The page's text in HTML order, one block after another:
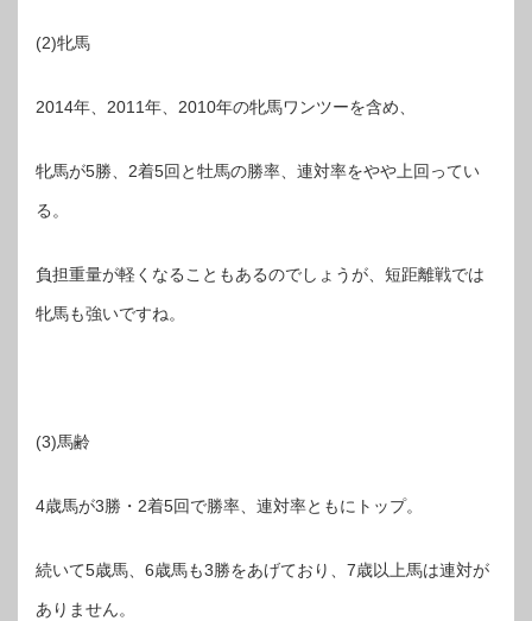
(2)牝馬
2014年、2011年、2010年の牝馬ワンツーを含め、
牝馬が5勝、2着5回と牡馬の勝率、連対率をやや上回ってい
る。
負担重量が軽くなることもあるのでしょうが、短距離戦では
牝馬も強いですね。
(3)馬齢
4歳馬が3勝・2着5回で勝率、連対率ともにトップ。
続いて5歳馬、6歳馬も3勝をあげており、7歳以上馬は連対が
ありません。